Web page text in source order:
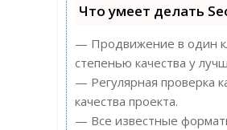
Что умеет делать
— Продвижение в один
степенью качества у
— Регулярная проверка
качества проекта.
— Все известные